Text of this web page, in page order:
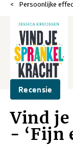
Persoonlijke
Recensie
Vind
- ‘Fijn